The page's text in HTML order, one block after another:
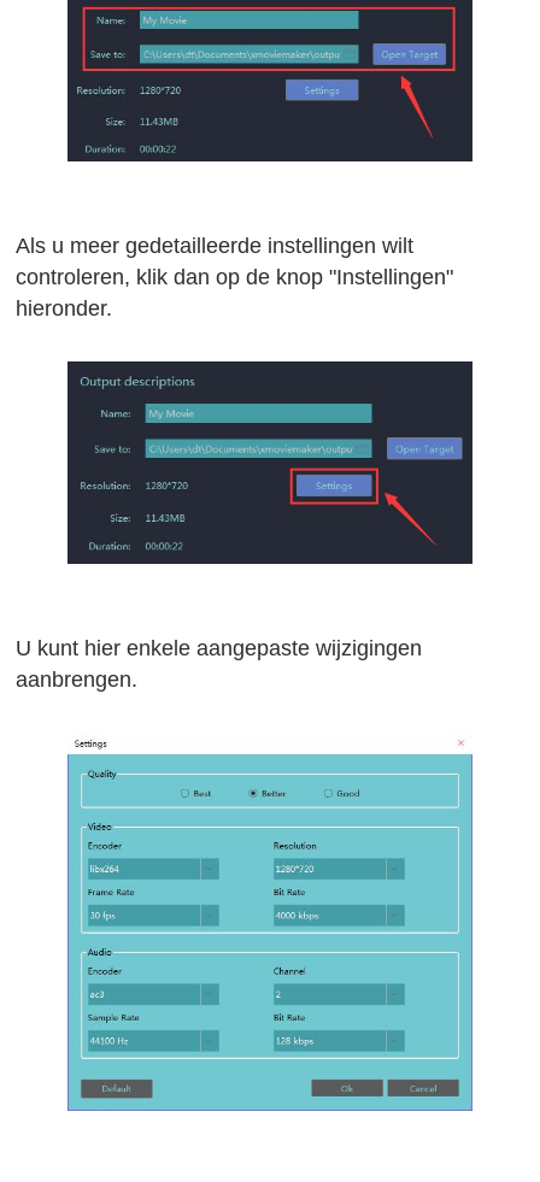
Als u meer gedetailleerde instellingen wilt
controleren, klik dan op de knop "Instellingen"
hieronder.
U kunt hier enkele aangepaste wijzigingen
aanbrengen.